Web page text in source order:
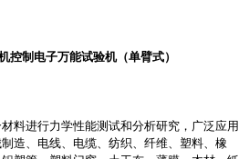
控制电子万能试验机（单臂式）
料进行力学性能测试和分析研究，广泛应用
造、电线、电缆、纺织、纤维、塑料、橡